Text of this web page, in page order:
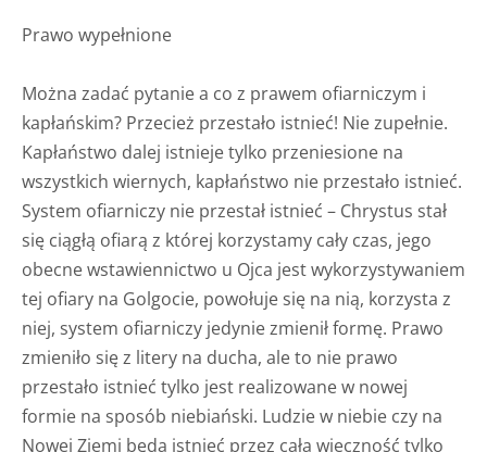
Prawo wypełnione
Można zadać pytanie a co z prawem ofiarniczym i
kapłańskim? Przecież przestało istnieć! Nie zupełnie.
Kapłaństwo dalej istnieje tylko przeniesione na
wszystkich wiernych, kapłaństwo nie przestało istnieć.
System ofiarniczy nie przestał istnieć – Chrystus stał
się ciągłą ofiarą z której korzystamy cały czas, jego
obecne wstawiennictwo u Ojca jest wykorzystywaniem
tej ofiary na Golgocie, powołuje się na nią, korzysta z
niej, system ofiarniczy jedynie zmienił formę. Prawo
zmieniło się z litery na ducha, ale to nie prawo
przestało istnieć tylko jest realizowane w nowej
formie na sposób niebiański. Ludzie w niebie czy na
Nowej Ziemi będą istnieć przez całą wieczność tylko